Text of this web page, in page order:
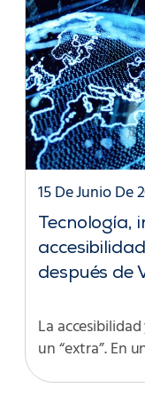
Tecnología,
después de
15 De Junio De
La
un “extra”. En